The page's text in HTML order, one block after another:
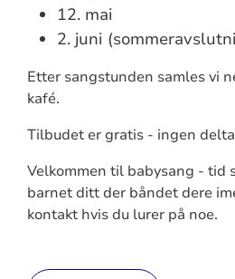
12. mai
2. juni
Etter sangstunden samles vi
kafé.
Tilbudet er gratis - ingen
Velkommen til babysang - tid
barnet ditt der båndet dere
kontakt hvis du lurer på noe.